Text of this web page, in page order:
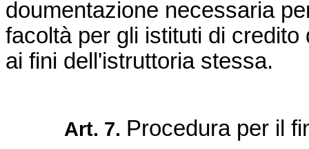
doumentazione necessaria
facoltà per gli istituti di
ai fini dell'istruttoria stessa.
Art. 7. Procedura per il